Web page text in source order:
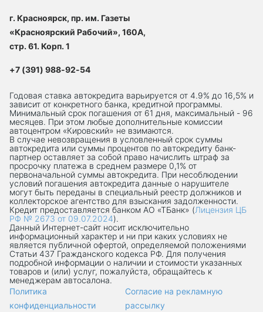
г. Красноярск, пр. им. Газеты
«Красноярский Рабочий», 160А,
стр. 61. Корп. 1
+7 (391) 988-92-54
Годовая ставка автокредита варьируется от 4.9% до 16,5% и
зависит от конкретного банка, кредитной программы.
Минимальный срок погашения от 61 дня, максимальный - 96
месяцев. При этом любые дополнительные комиссии
автоцентром «Кировский» не взимаются.
В случае невозвращения в условленный срок суммы
автокредита или суммы процентов по автокредиту банк-
партнер оставляет за собой право начислить штраф за
просрочку платежа в среднем размере 0,1% от
первоначальной суммы автокредита. При несоблюдении
условий погашения автокредита данные о нарушителе
могут быть переданы в специальный реестр должников и
коллекторское агентство для взыскания задолженности.
Кредит предоставляется банком АО «ТБанк» (Лицензия ЦБ
РФ № 2673 от 09.07.2024).
Данный Интернет-сaйт носит исключительно
информационный характер и ни при каких условиях не
является публичной офертой, определяемой положениями
Статьи 437 Гражданского кодекса РФ. Для получения
подробной информации о наличии и стоимости указанных
товаров и (или) услуг, пожалуйста, обращайтесь к
менеджерам автосалона.
Политика
конфиденциальности
Согласие на рекламную
рассылку